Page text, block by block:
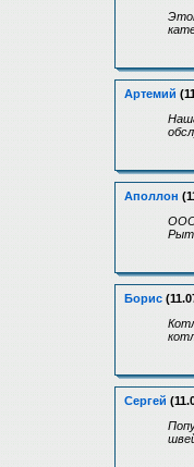
Артемий
Аполлон
ООО
Борис
Сергей